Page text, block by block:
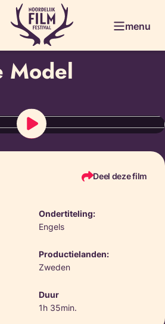
menu
Model
Deel deze film
Ondertiteling:
Engels
Productielanden:
Zweden
Duur
1h 35min.